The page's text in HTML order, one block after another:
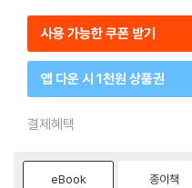
사용 가능한 쿠폰 받기
앱 다운 시 1천원 상품권
결제혜택
eBook 종이책